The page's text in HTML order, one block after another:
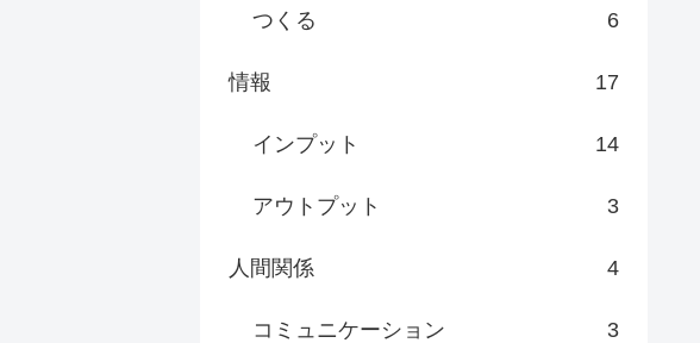
つくる 6
情報 17
インプット 14
アウトプット 3
人間関係 4
コミュニケーション 3